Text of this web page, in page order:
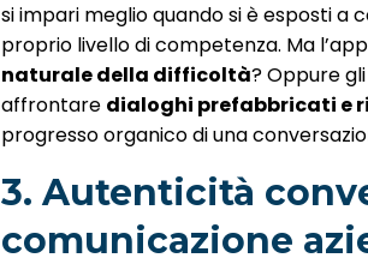
si impari meglio quando si è esposti a
proprio livello di competenza. Ma l’app
naturale della difficoltà? Oppure
affrontare dialoghi prefabbricati e
progresso organico di una
3. Autenticità
comunicazione